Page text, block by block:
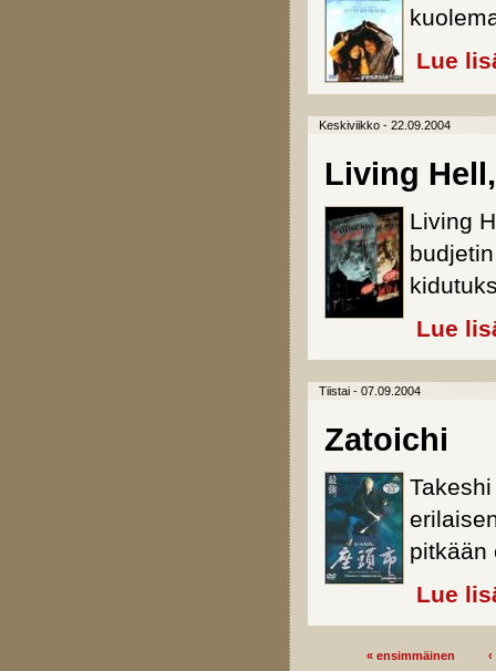
Lue
Keskiviikko - 22.09.2004
Living
Living
Lue
Tiistai - 07.09.2004
Zatoichi
pitkään
Lue
« ensimmäinen